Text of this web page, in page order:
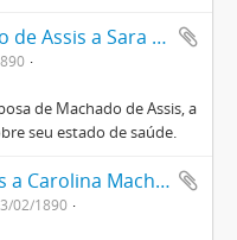
Cartas de Carolina Machado de Assis a Sara Leitão
de Machado de Assis, a
seu estado de saúde.
Cartas de Machado de Assis a Carolina Machado de Assis
02/1890